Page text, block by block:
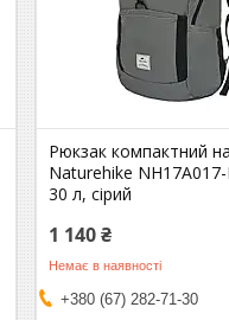
Рюкзак компактний
Naturehike
30 л, сірий
1 140 ₴
Немає в наявності
+380 (67) 282-71-30